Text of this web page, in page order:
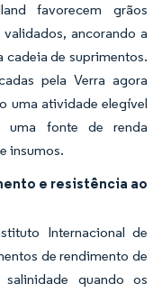
favorecem grãos
ancorando a
cadeia de suprimentos.
pela Verra agora
uma atividade elegível
uma fonte de renda
insumos.
e resistência ao
Internacional de
de rendimento de
quando os